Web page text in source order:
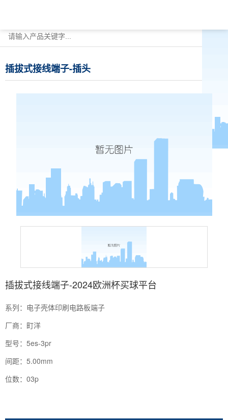
插拔式接线端子-插头
插拔式接线端子-2024欧洲杯买球平台
系列：电子壳体印刷电路板端子
厂商：町洋
型号：5es-3pr
间距：5.00mm
位数：03p